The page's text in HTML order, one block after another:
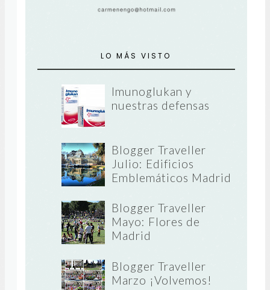
LO MÁS VISTO
Imunoglukan y
nuestras defensas
Blogger Traveller
Julio: Edificios
Emblemáticos Madrid
Blogger Traveller
Mayo: Flores de
Madrid
Blogger Traveller
Marzo ¡Volvemos!